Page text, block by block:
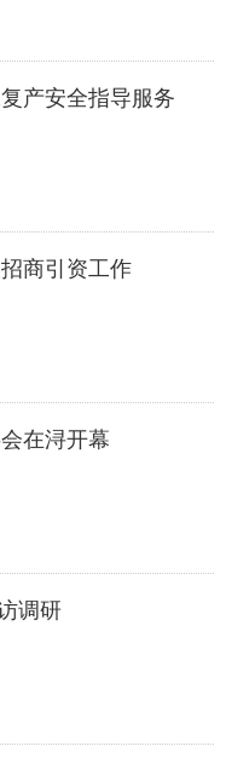
产安全指导服务
商引资工作
在浔开幕
调研